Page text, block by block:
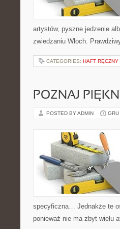
artystów, pyszne jedzenie
zwiedzaniu Włoch.
CATEGORIES: HAFT
POZNAJ
POSTED BY ADMIN
specyficzna… Jednakże te
ponieważ nie ma zbyt wielu